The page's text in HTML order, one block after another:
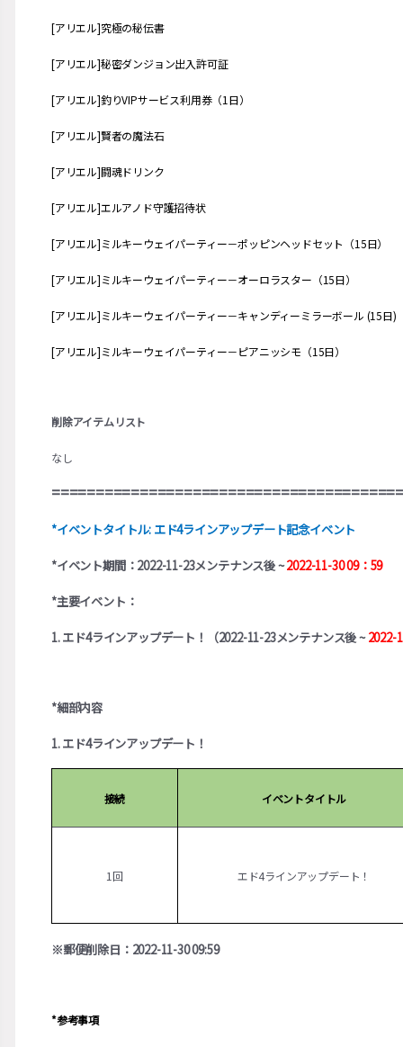
[アリエル]究極の秘伝書
[アリエル]秘密ダンジョン出入許可証
[アリエル]釣りVIPサービス利用券（1日）
[アリエル]賢者の魔法石
[アリエル]闘魂ドリンク
[アリエル]エルアノド守護招待状
[アリエル]ミルキーウェイパーティー－ポッピンヘッドセット（15日）
[アリエル]ミルキーウェイパーティー－オーロラスター（15日）
[アリエル]ミルキーウェイパーティー－キャンディーミラーボール (15日)
[アリエル]ミルキーウェイパーティー－ピアニッシモ（15日）
削除アイテムリスト
なし
*イベントタイトル: エド4ラインアップデート記念イベント
*イベント期間：2022-11-23メンテナンス後 ~2022-11-30 09：59
*主要イベント：
1. エド4ラインアップデート！（2022-11-23メンテナンス後 ~2022-
*細部内容
1. エド4ラインアップデート！
接続 イベントタイトル
1回 エド4ラインアップデート！
※郵便削除日：2022-11-30 09:59
*参考事項